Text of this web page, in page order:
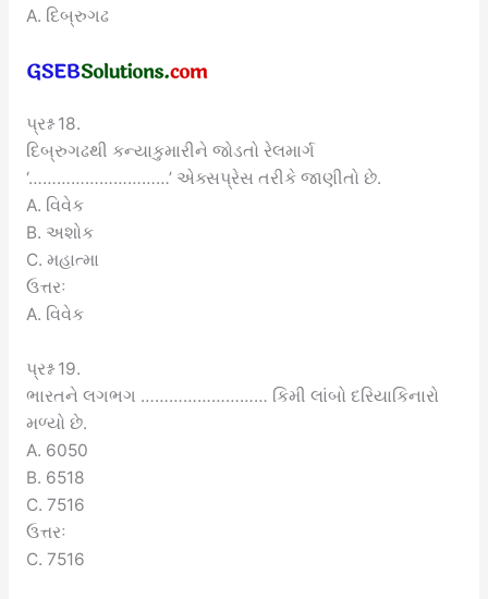
A. દિબ્રુગઢ
પ્રશ્ન 18.
દિબ્રુગઢથી કન્યાકુમારીને જોડતો રેલમાર્ગ
‘…………………………’ એક્સપ્રેસ તરીકે જાણીતો છે.
A. વિવેક
B. અશોક
C. મહાત્મા
ઉત્તરઃ
A. વિવેક
પ્રશ્ન 19.
ભારતને લગભગ ……………………… કિમી લાંબો દરિયાકિનારો
મળ્યો છે.
A. 6050
B. 6518
C. 7516
ઉત્તરઃ
C. 7516